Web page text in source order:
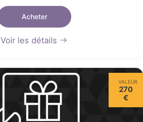
Acheter
Voir les détails
VALEUR
270
€